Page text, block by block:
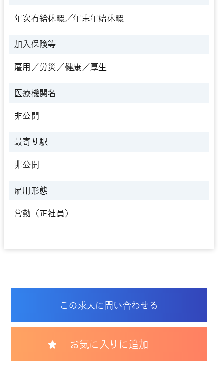
年次有給休暇／年末年始休暇
加入保険等
雇用／労災／健康／厚生
医療機関名
非公開
最寄り駅
非公開
雇用形態
常勤（正社員）
この求人に問い合わせる
お気に入りに追加